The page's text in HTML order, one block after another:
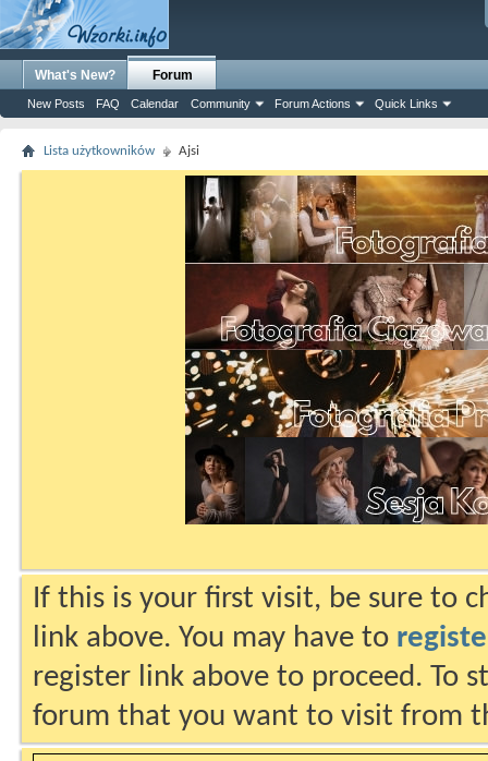
What's New? Forum
New Posts FAQ Calendar Community Forum Actions Quick Links
Lista użytkowników Ajsi
If this is your first visit, be sure to
link above. You may have to
register link above to proceed. To
forum that you want to visit from